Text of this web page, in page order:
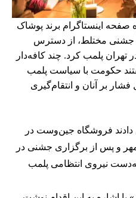
صفحه اینستاگرام برند پوشاک
جشنی مختلط، از دسترس
تهران پلمب کرد. چند کافه‌‌دار
حکومت با سیاست پلمب
بر آنان و انتقام‌گیری
دادند فروشگاه جین‌وست در
فرشته تهران، شنبه ۱۹ مهر و پس از برگزاری جشنی در
به‌دست نیروی انتظامی پلمب